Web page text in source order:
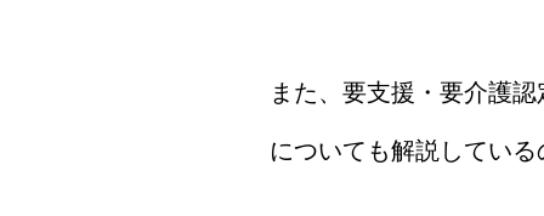
また、要支援・要介護
についても解説してい